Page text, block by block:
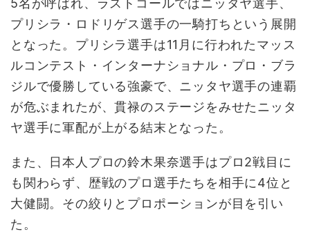
5名が呼ばれ、ラストコールではニッタヤ選手、
プリシラ・ロドリゲス選手の一騎打ちという展開
となった。プリシラ選手は11月に行われたマッス
ルコンテスト・インターナショナル・プロ・ブラ
ジルで優勝している強豪で、ニッタヤ選手の連覇
が危ぶまれたが、貫禄のステージをみせたニッタ
ヤ選手に軍配が上がる結末となった。
また、日本人プロの鈴木果奈選手はプロ2戦目に
も関わらず、歴戦のプロ選手たちを相手に4位と
大健闘。その絞りとプロポーションが目を引い
た。